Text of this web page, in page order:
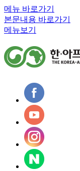
메뉴 바로가기
본문내용 바로가기
메뉴보기